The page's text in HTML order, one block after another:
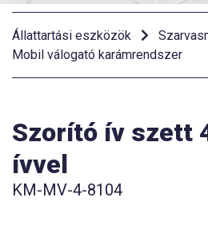
Állattartási eszközök
Mobil válogató karámrendszer
Szorító ív szett
ívvel
KM-MV-4-8104